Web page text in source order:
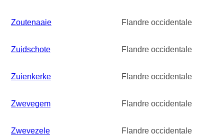
Zoutenaaie Flandre occidentale
Zuidschote Flandre occidentale
Zuienkerke Flandre occidentale
Zwevegem Flandre occidentale
Zwevezele Flandre occidentale